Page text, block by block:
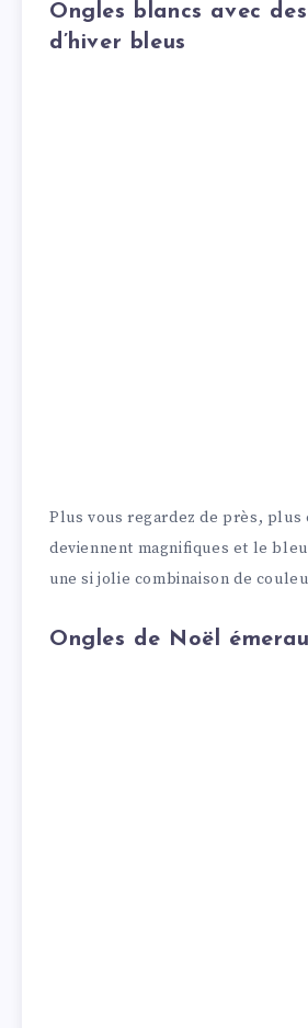
Ongles blancs avec
d’hiver bleus
Plus vous regardez de près, plus
deviennent magnifiques et le
une si jolie combinaison de
Ongles de Noël